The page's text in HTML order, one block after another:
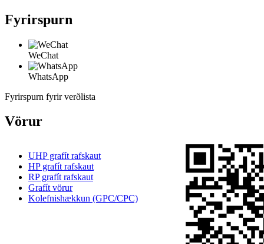
Fyrirspurn
WeChat
WhatsApp
Fyrirspurn fyrir verðlista
Vörur
UHP grafít rafskaut
HP grafít rafskaut
RP grafít rafskaut
Grafít vörur
Kolefnishækkun (GPC/CPC)